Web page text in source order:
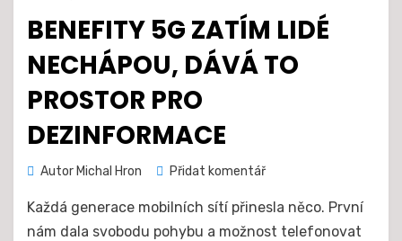
BENEFITY 5G ZATÍM LIDÉ
NECHÁPOU, DÁVÁ TO
PROSTOR PRO
DEZINFORMACE
Autor Michal Hron Přidat komentářna
5G
zatím
Každá generace mobilních sítí přinesla něco. První
nám dala svobodu pohybu a možnost telefonovat